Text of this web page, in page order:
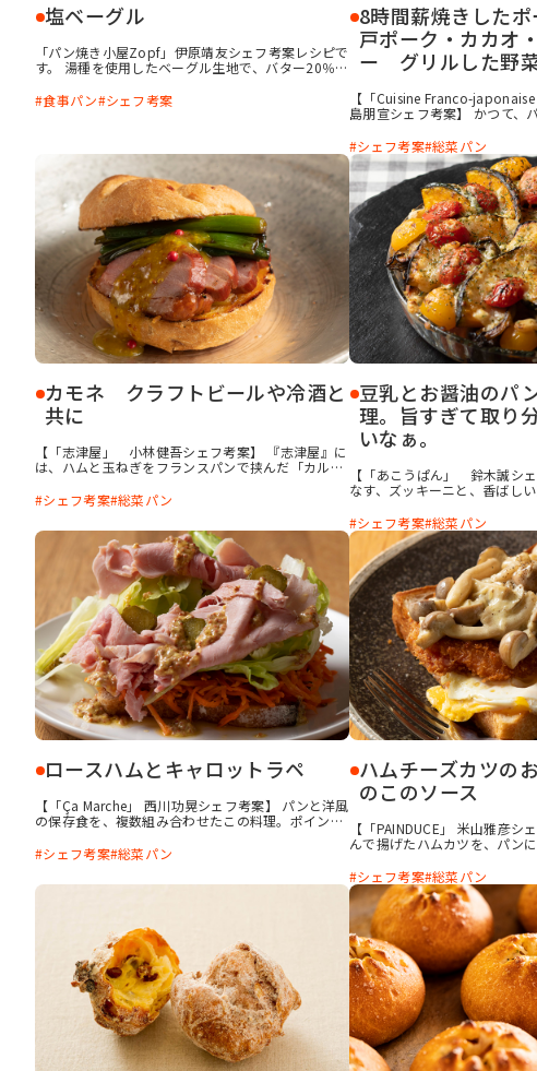
塩ベーグル
「パン焼き小屋Zopf」伊原靖友シェフ考案レシピで
す。 湯種を使用したベーグル生地で、バター20％含
込んでいます。 これにより、もちっと噛み応えの良
い食感はもちろん、溶けた「アトラクトシート」が
食事パン シェフ考案
8時間薪焼きした
戸ポーク・カカオ
ー グリルした野
【「Cuisine Franco-
島朋宣シェフ考案】 かつて、
で、豚の脂はパンとよく合う
した豚を合わせてみようと考
リブは、ほぐして盛り付けた
が、ほぐさず塊肉のままのせ
「肉を食べた」満足感が出ま
シェフ考案 総菜パン
カモネ クラフトビールや冷酒と
共に
【「志津屋」 小林健吾シェフ考案】 『志津屋』に
は、ハムと玉ねぎをフランスパンで挟んだ「カル
付けたのがこの料理。バルサミコ酢と蜂蜜で香ばし
く火を通した鴨肉に、京都らしい九条ねぎを合わせ
てカイザーロールにのせました。パンには白味噌バ
ターをぬっています。
シェフ考案 総菜パン
豆乳とお醤油のパ
理。旨すぎて取り
いなぁ。
【「あこうぱん」 鈴木誠シ
なす、ズッキーニと、香ばし
ソテーした牡蠣をたっぷりの
ちらしてオーブンで焼き上げ
キスがたっぷりパンにしみ込
わず唸るほどの美味しさです。
シェフ考案 総菜パン
ロースハムとキャロットラペ
【「Ça Marche」 西川功晃シェフ考案】 パンと洋風
の保存食を、複数組み合わせたこの料理。ポイント
キ感と共に楽しむ食感が、面白いと思いました。美
味しいロースハムやキャロットラペが手に入ったと
きに、ぜひ試してみてください。
シェフ考案 総菜パン
ハムチーズカツの
のこのソース
【「PAINDUCE」 米山雅彦シ
んで揚げたハムカツを、パン
をのせてカリッと焼き上げ、さ
も組み合わせて、晩ご飯とし
しています。ハムカツは、中
う、揚げ焼きにするのがポイ
シェフ考案 総菜パン